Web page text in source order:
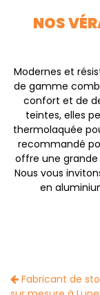
NOS
Modernes et
de gamme
confort et de
teintes, elles
thermolaquée
recommandé
offre une grande
Nous vous
en
Fabricant de